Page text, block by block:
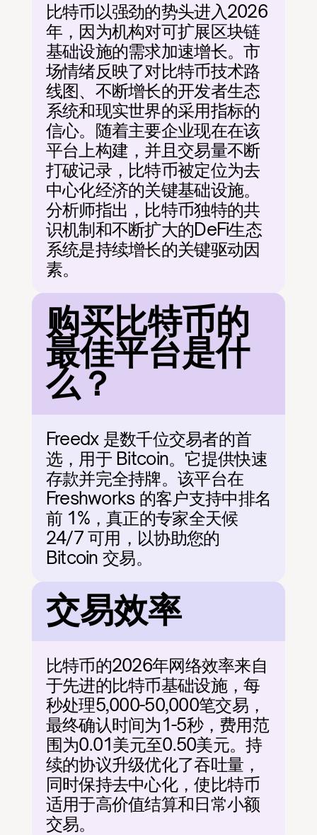
比特币以强劲的势头进入2026
年，因为机构对可扩展区块链
基础设施的需求加速增长。市
场情绪反映了对比特币技术路
线图、不断增长的开发者生态
系统和现实世界的采用指标的
信心。随着主要企业现在在该
平台上构建，并且交易量不断
打破记录，比特币被定位为去
中心化经济的关键基础设施。
分析师指出，比特币独特的共
识机制和不断扩大的DeFi生态
系统是持续增长的关键驱动因
素。
购买比特币的
最佳平台是什
么？
Freedx 是数千位交易者的首
选，用于 Bitcoin。它提供快速
存款并完全持牌。该平台在
Freshworks 的客户支持中排名
前 1%，真正的专家全天候
24/7 可用，以协助您的
Bitcoin 交易。
交易效率
比特币的2026年网络效率来自
于先进的比特币基础设施，每
秒处理5,000-50,000笔交易，
最终确认时间为1-5秒，费用范
围为0.01美元至0.50美元。持
续的协议升级优化了吞吐量，
同时保持去中心化，使比特币
适用于高价值结算和日常小额
交易。